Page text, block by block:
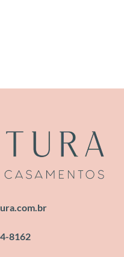
8162